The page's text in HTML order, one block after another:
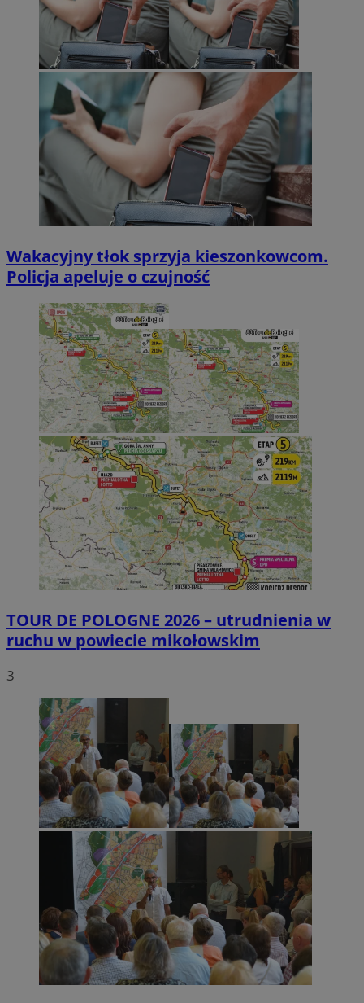
Wakacyjny tłok sprzyja kieszonkowcom.
Policja apeluje o czujność
TOUR DE POLOGNE 2026 – utrudnienia w
ruchu w powiecie mikołowskim
3